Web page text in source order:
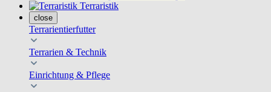
Terraristik
close
Terrarientierfutter
Terrarien & Technik
Einrichtung & Pflege